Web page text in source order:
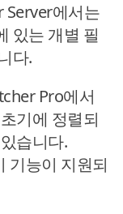
Server에서는
있는 개별 필
다.
Pro에서
기에 정렬되
습니다.
기능이 지원되